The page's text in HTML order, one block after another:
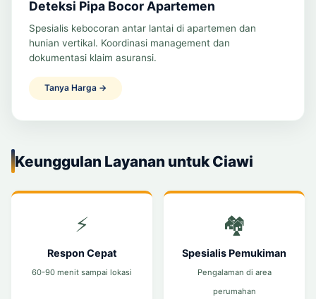
Deteksi Pipa Bocor Apartemen
Spesialis kebocoran antar lantai di apartemen dan
hunian vertikal. Koordinasi management dan
dokumentasi klaim asuransi.
Tanya Harga →
Keunggulan Layanan untuk Ciawi
⚡
Respon Cepat
60-90 menit sampai lokasi
🏘️
Spesialis Pemukiman
Pengalaman di area
perumahan